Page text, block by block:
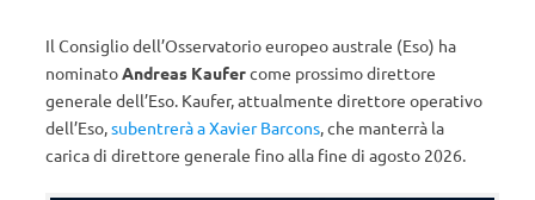
Il Consiglio dell’Osservatorio europeo australe (Eso) ha
nominatoAndreas Kaufercome prossimo direttore
generale dell’Eso. Kaufer, attualmente direttore operativo
dell’Eso,subentrerà a Xavier Barcons, che manterrà la
carica di direttore generale fino alla fine di agosto 2026.